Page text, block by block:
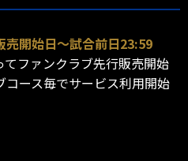
売開始日～試合前日23:59
ファンクラブ先行販売開始
ース毎でサービス利用開始